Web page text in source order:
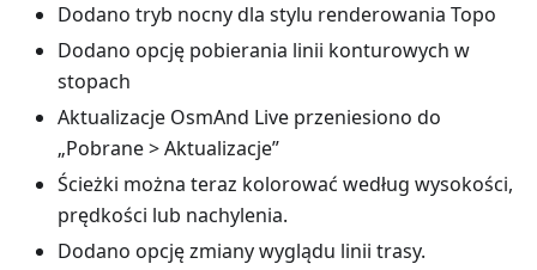
Dodano tryb nocny dla stylu renderowania Topo
Dodano opcję pobierania linii konturowych w
stopach
Aktualizacje OsmAnd Live przeniesiono do
„Pobrane > Aktualizacje”
Ścieżki można teraz kolorować według wysokości,
prędkości lub nachylenia.
Dodano opcję zmiany wyglądu linii trasy.